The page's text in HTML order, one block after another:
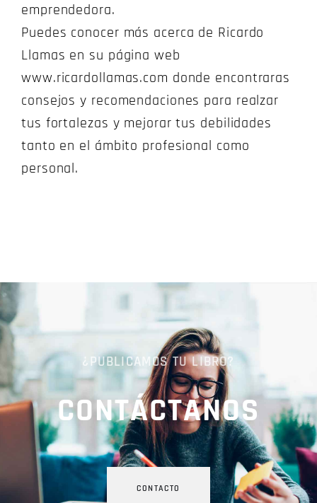
emprendedora.
Puedes conocer más acerca de Ricardo
Llamas en su página web
www.ricardollamas.com donde encontraras
consejos y recomendaciones para realzar
tus fortalezas y mejorar tus debilidades
tanto en el ámbito profesional como
personal.
¿PUBLICAMOS TU LIBRO?
CONTÁCTANOS
CONTACTO